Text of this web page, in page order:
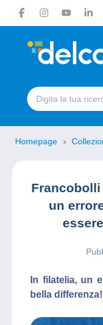
Homepage
un
In filatelia, un
bella differenza!